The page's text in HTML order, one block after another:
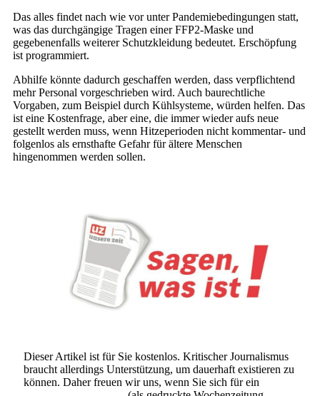
Das alles findet nach wie vor unter Pandemiebedingungen statt,
was das durchgängige Tragen einer FFP2-Maske und
gegebenenfalls weiterer Schutzkleidung bedeutet. Erschöpfung
ist programmiert.
Abhilfe könnte dadurch geschaffen werden, dass verpflichtend
mehr Personal vorgeschrieben wird. Auch baurechtliche
Vorgaben, zum Beispiel durch Kühlsysteme, würden helfen. Das
ist eine Kostenfrage, aber eine, die immer wieder aufs neue
gestellt werden muss, wenn Hitzeperioden nicht kommentar- und
folgenlos als ernsthafte Gefahr für ältere Menschen
hingenommen werden sollen.
Dieser Artikel ist für Sie kostenlos. Kritischer Journalismus
braucht allerdings Unterstützung, um dauerhaft existieren zu
können. Daher freuen wir uns, wenn Sie sich für ein